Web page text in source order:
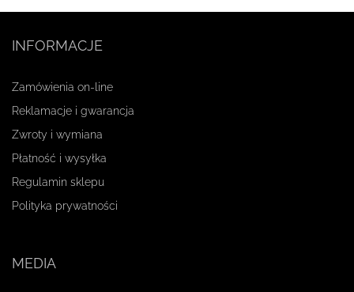
INFORMACJE
Zamówienia on-line
Reklamacje i gwarancja
Zwroty i wymiana
Płatność i wysyłka
Regulamin sklepu
Polityka prywatności
MEDIA